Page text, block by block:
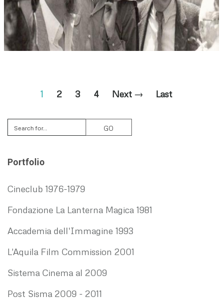
PAGINATIONCurrent
1 Page
2 Page
3 Page
4
Next
Next
Last
Last
Search
Portfolio
Cineclub 1976-1979
Fondazione La Lanterna Magica 1981
Accademia dell'Immagine 1993
L'Aquila Film Commission 2001
Sistema Cinema al 2009
Post Sisma 2009 - 2011